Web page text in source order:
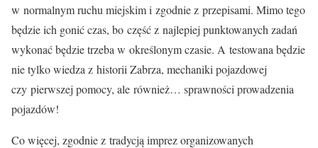
w normalnym ruchu miejskim i zgodnie z przepisami. Mimo tego
będzie ich gonić czas, bo część z najlepiej punktowanych zadań
wykonać będzie trzeba w określonym czasie. A testowana będzie
nie tylko wiedza z historii Zabrza, mechaniki pojazdowej
czy pierwszej pomocy, ale również… sprawności prowadzenia
pojazdów!
Co więcej, zgodnie z tradycją imprez organizowanych